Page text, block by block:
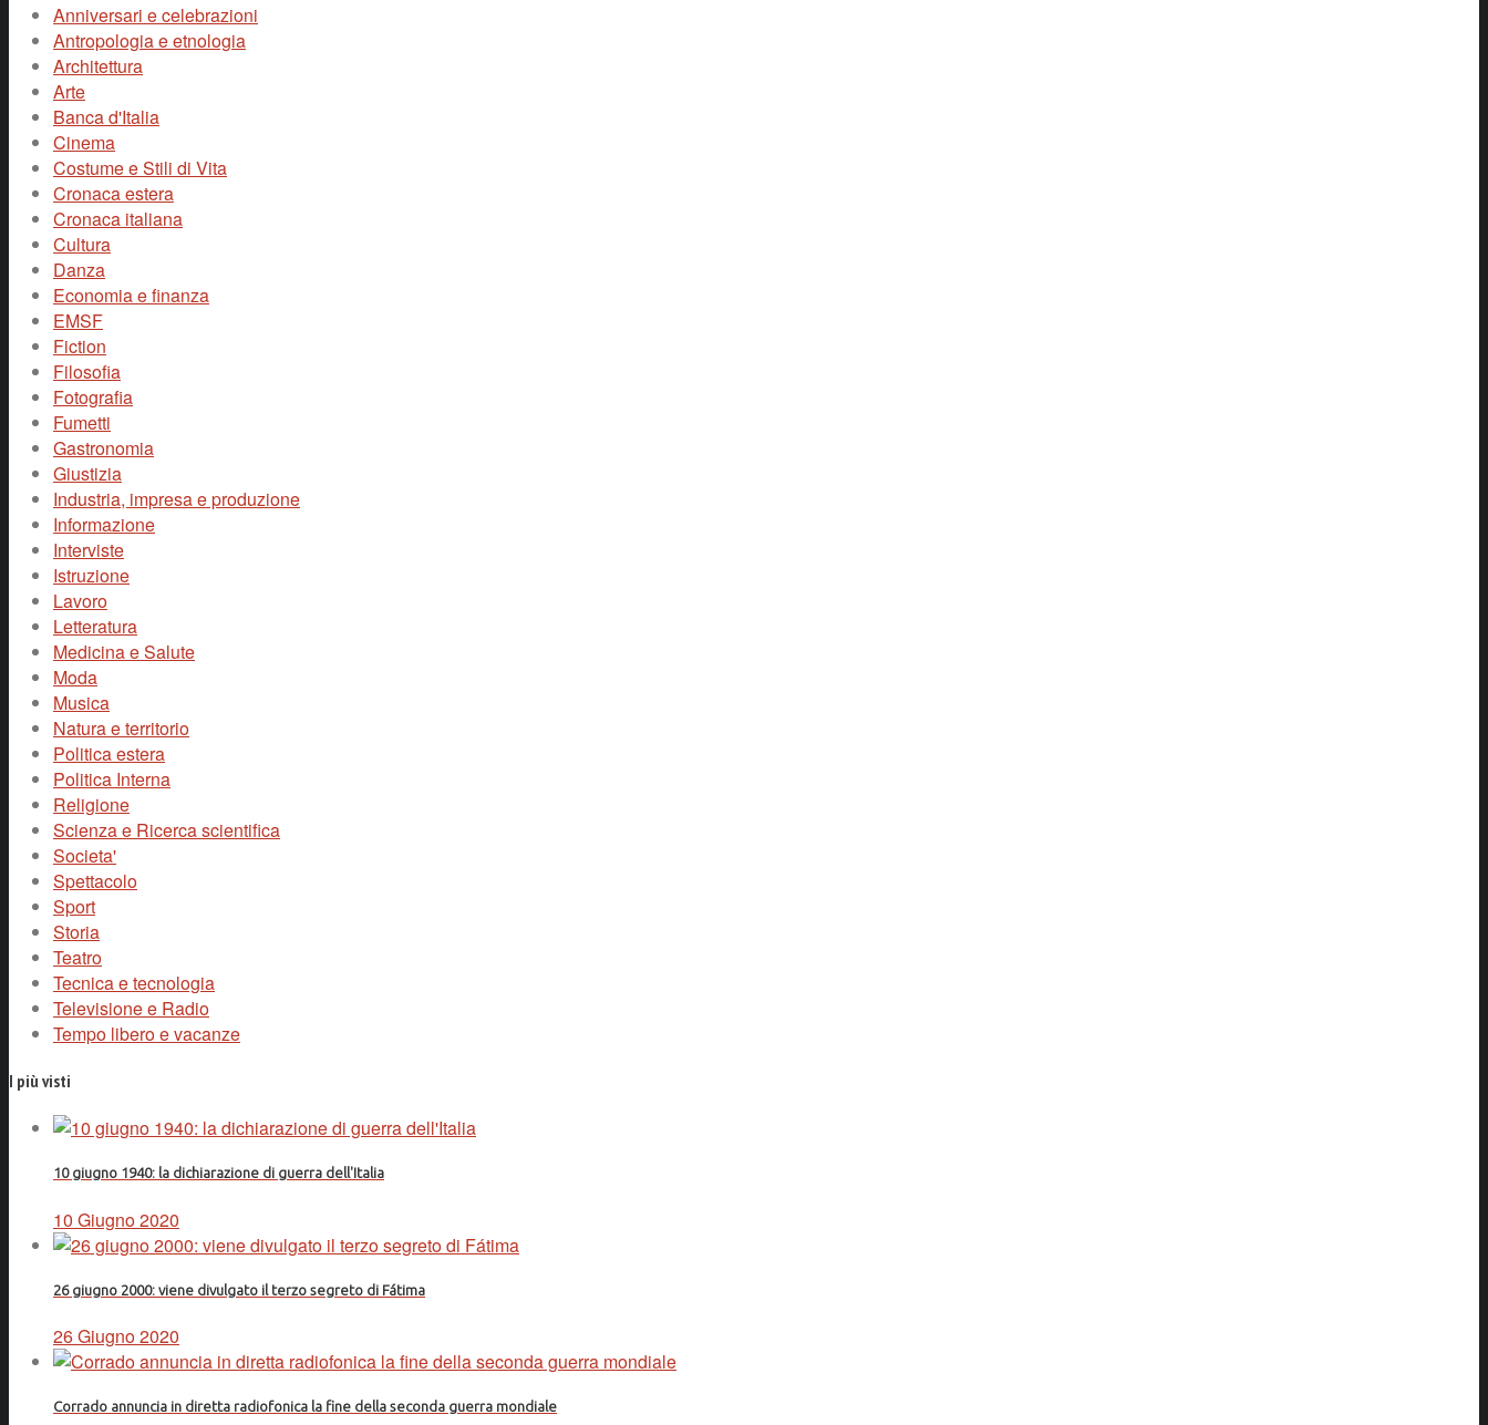
Anniversari e celebrazioni
Antropologia e etnologia
Architettura
Arte
Banca d'Italia
Cinema
Costume e Stili di Vita
Cronaca estera
Cronaca italiana
Cultura
Danza
Economia e finanza
EMSF
Fiction
Filosofia
Fotografia
Fumetti
Gastronomia
Giustizia
Industria, impresa e produzione
Informazione
Interviste
Istruzione
Lavoro
Letteratura
Medicina e Salute
Moda
Musica
Natura e territorio
Politica estera
Politica Interna
Religione
Scienza e Ricerca scientifica
Societa'
Spettacolo
Sport
Storia
Teatro
Tecnica e tecnologia
Televisione e Radio
Tempo libero e vacanze
I più visti
10 giugno 1940: la dichiarazione di guerra dell'Italia
10 Giugno 2020
26 giugno 2000: viene divulgato il terzo segreto di Fátima
26 Giugno 2020
Corrado annuncia in diretta radiofonica la fine della seconda guerra mondiale